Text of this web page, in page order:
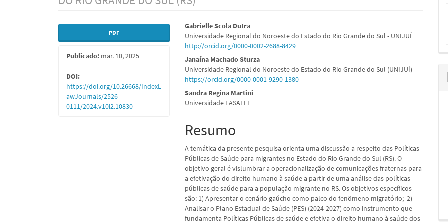
Barra
lateral
de
artigos
PDF
Publicado: mar. 10, 2025
DOI:
https://doi.org/10.26668/IndexL
awJournals/2526-
0111/2024.v10i2.10830
Conteúdo
do
artigo
principal
Gabrielle Scola Dutra
Universidade Regional do Noroeste do Estado do Rio Grande do Sul - UNIJUÍ
http://orcid.org/0000-0002-2688-8429
Janaína Machado Sturza
Universidade Regional do Noroeste do Estado do Rio Grande do Sul (UNIJUÍ)
https://orcid.org/0000-0001-9290-1380
Sandra Regina Martini
Universidade LASALLE
Resumo
A temática da presente pesquisa orienta uma discussão a respeito das Políticas
Públicas de Saúde para migrantes no Estado do Rio Grande do Sul (RS). O
objetivo geral é vislumbrar a operacionalização de comunicações fraternas para
a efetivação do direito humano à saúde a partir de uma análise das políticas
públicas de saúde para a população migrante no RS. Os objetivos específicos
são: 1) Apresentar o cenário gaúcho como palco do fenômeno migratório; 2)
Analisar o Plano Estadual de Saúde (PES) (2024-2027) como instrumento que
fundamenta Políticas Públicas de saúde e efetiva o direito humano à saúde dos